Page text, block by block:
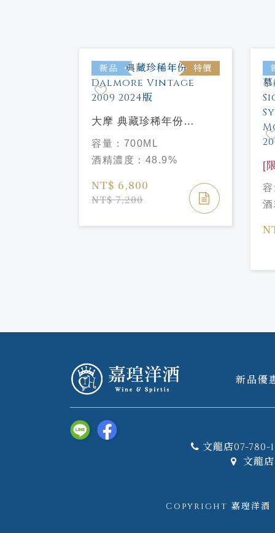
新品 特價
大摩 典藏珍稀年份
Dalmore Vintage 2009
2024版
容量： 700ML
酒精濃度： 48.9%
NT$ 6,800
NT$ 7,200
[
新品優
文龍店07-780-
文龍
Copyright 嘉瑝洋